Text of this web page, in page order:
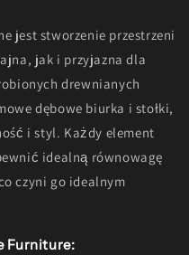
jest stworzenie przestrzeni
jak i przyjazna dla
drewnianych
dębowe biurka i stołki,
i styl. Każdy element
idealną równowagę
czyni go idealnym
Furniture: